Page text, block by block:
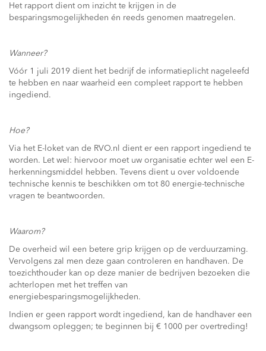
Het rapport dient om inzicht te krijgen in de
besparingsmogelijkheden én reeds genomen maatregelen.
Wanneer?
Vóór 1 juli 2019 dient het bedrijf de informatieplicht nageleefd
te hebben en naar waarheid een compleet rapport te hebben
ingediend.
Hoe?
Via het E-loket van de RVO.nl dient er een rapport ingediend te
worden. Let wel: hiervoor moet uw organisatie echter wel een E-
herkenningsmiddel hebben. Tevens dient u over voldoende
technische kennis te beschikken om tot 80 energie-technische
vragen te beantwoorden.
Waarom?
De overheid wil een betere grip krijgen op de verduurzaming.
Vervolgens zal men deze gaan controleren en handhaven. De
toezichthouder kan op deze manier de bedrijven bezoeken die
achterlopen met het treffen van
energiebesparingsmogelijkheden.
Indien er geen rapport wordt ingediend, kan de handhaver een
dwangsom opleggen; te beginnen bij € 1000 per overtreding!